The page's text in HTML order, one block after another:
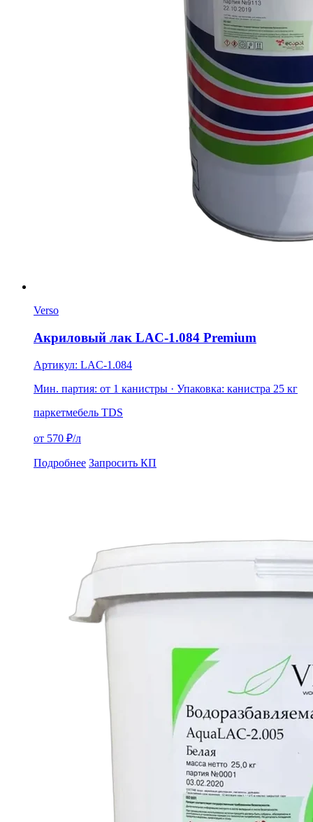
Verso
Акриловый лак LAC-1.084 Premium
Артикул: LAC-1.084
Мин. партия: от 1 канистры · Упаковка: канистра 25 кг
паркетмебель TDS
от 570 ₽/л
Подробнее Запросить КП